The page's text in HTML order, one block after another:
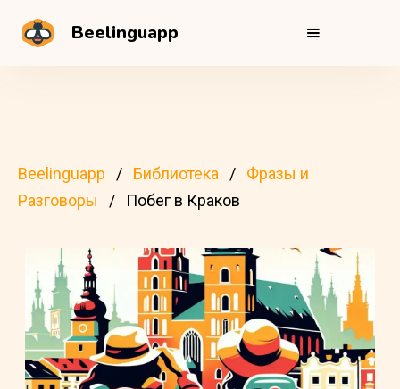
Beelinguapp
Beelinguapp Библиотека
Фразы и
Разговоры
Побег в Краков